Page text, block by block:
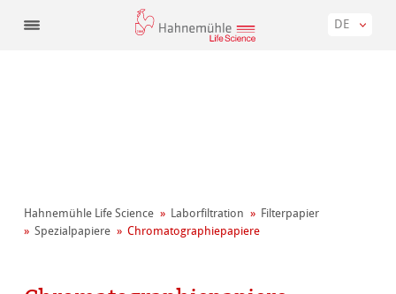
DE
Hahnemühle Life Science Laborfiltration
Filterpapier
Spezialpapiere
Chromatographiepapiere